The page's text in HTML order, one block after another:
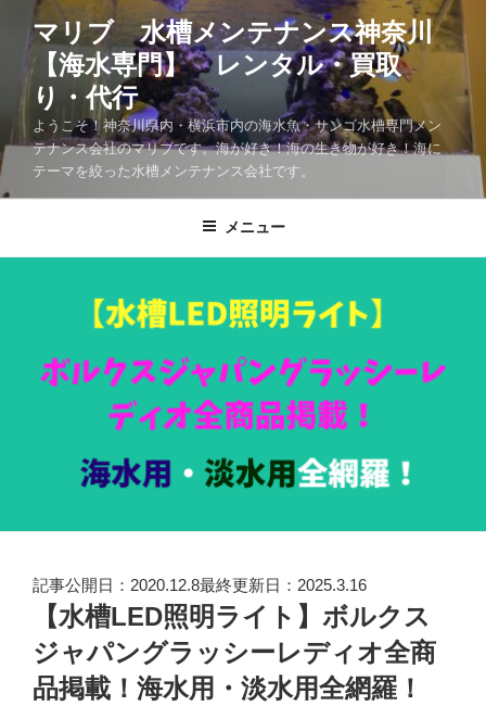
マリブ 水槽メンテナンス神奈川
【海水専門】 レンタル・買取
り・代行
ようこそ！神奈川県内・横浜市内の海水魚・サンゴ水槽専門メン
テナンス会社のマリブです。海が好き！海の生き物が好き！海に
テーマを絞った水槽メンテナンス会社です。
メニュー
記事公開日：2020.12.8最終更新日：2025.3.16
【水槽LED照明ライト】ボルクス
ジャパングラッシーレディオ全商
品掲載！海水用・淡水用全網羅！